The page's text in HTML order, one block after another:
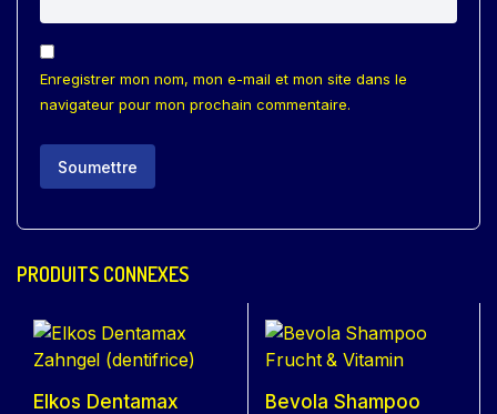
Enregistrer mon nom, mon e-mail et mon site dans le
navigateur pour mon prochain commentaire.
PRODUITS CONNEXES
Elkos Dentamax
Bevola Shampoo